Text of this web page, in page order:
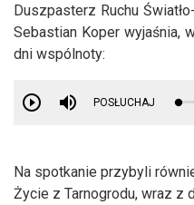
Duszpasterz Ruchu
Sebastian Koper wyjaśnia,
dni wspólnoty:
POSŁUCHAJ
Na spotkanie przybyli
Życie z Tarnogrodu, wraz z